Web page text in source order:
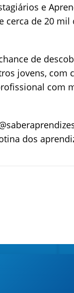
e
cerca de 20
de
jovens, com
com
dos